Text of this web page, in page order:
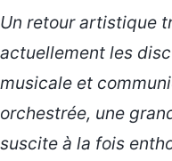
Un retour artistique
actuellement les
musicale et
orchestrée, une
suscite à la fois